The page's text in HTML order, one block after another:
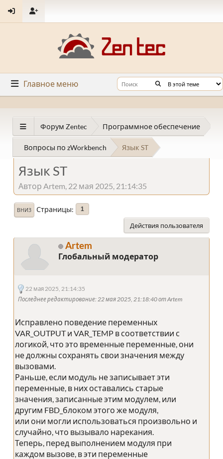
Главное меню
Форум Zentec Программное обеспечение
Вопросы по zWorkbench Язык ST
Язык ST
Автор Artem, 22 мая 2025, 21:14:35
ВНИЗ Страницы 1
Действия пользователя
Artem
Глобальный модератор
22 мая 2025, 21:14:35
Последнее редактирование: 22 мая 2025, 21:18:40 от Artem
Исправлено поведение переменных
VAR_OUTPUT и VAR_TEMP в соответствии с
логикой, что это временные переменные, они
не должны сохранять свои значения между
вызовами.
Раньше, если модуль не записывает эти
переменные, в них оставались старые
значения, записанные этим модулем, или
другим FBD_блоком этого же модуля,
или они могли использоваться произвольно и
случайно, что вызывало нарекания.
Теперь, перед выполнением модуля при
каждом вызове, в эти переменные